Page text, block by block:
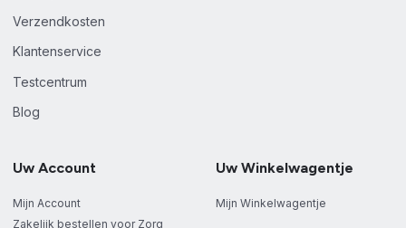
Verzendkosten
Klantenservice
Testcentrum
Blog
Uw Account
Mijn Account
Zakelijk bestellen voor Zorg
Uw Winkelwagentje
Mijn Winkelwagentje